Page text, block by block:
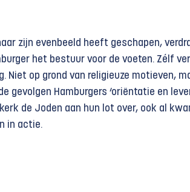
zijn evenbeeld heeft geschapen,
het bestuur voor de voeten. Zélf
Niet op grond van religieuze motieven,
gevolgen Hamburgers ‘oriëntatie en
de Joden aan hun lot over, ook al
in actie.